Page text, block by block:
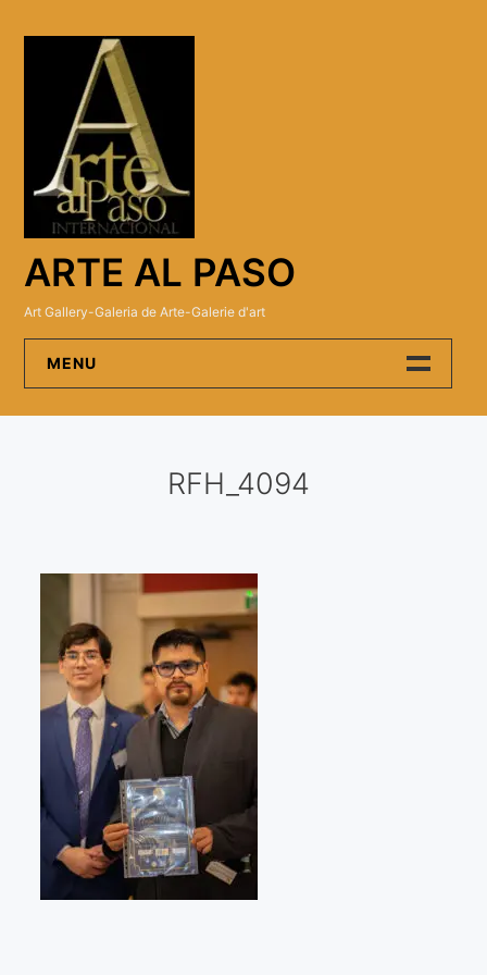
ARTE AL PASO
Art Gallery-Galeria de Arte-Galerie d'art
MENU
Visitas a los ateliers o talleres de artistas
Presse
Qué dicen de nosotros?
Aviso legal
Política de cookies
Expositions
Bruit de gommettes Paris 2025
RFH_4094